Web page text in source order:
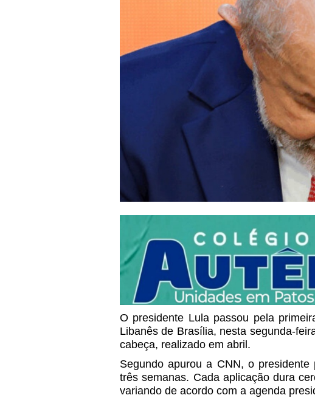
O presidente Lula passou pela
Libanês de Brasília, nesta segunda-
cabeça, realizado em abril.
Segundo apurou a CNN, o
três semanas. Cada aplicação dura
variando de acordo com a agenda